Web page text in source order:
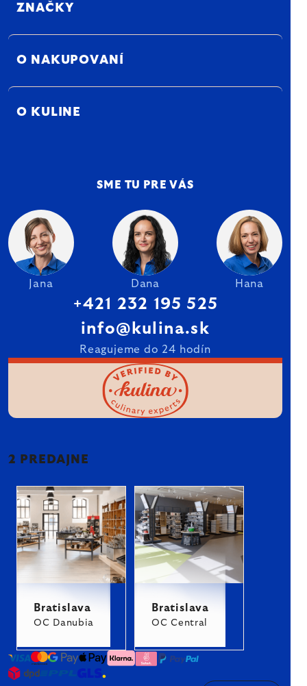
ZNAČKY
O NAKUPOVANÍ
O KULINE
SME TU PRE VÁS
Jana Dana Hana
+421 232 195 525
info@kulina.sk
Reagujeme do 24 hodín
2 PREDAJNE
Bratislava
OC Danubia
Bratislava
OC Central